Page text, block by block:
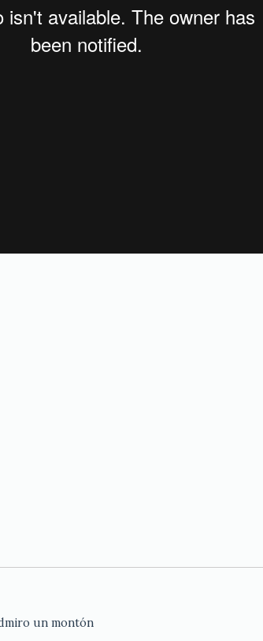
un montón